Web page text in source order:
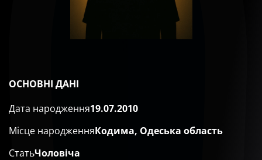
ОСНОВНІ ДАНІ
Дата народження19.07.2010
Місце народженняКодима, Одеська область
СтатьЧоловіча